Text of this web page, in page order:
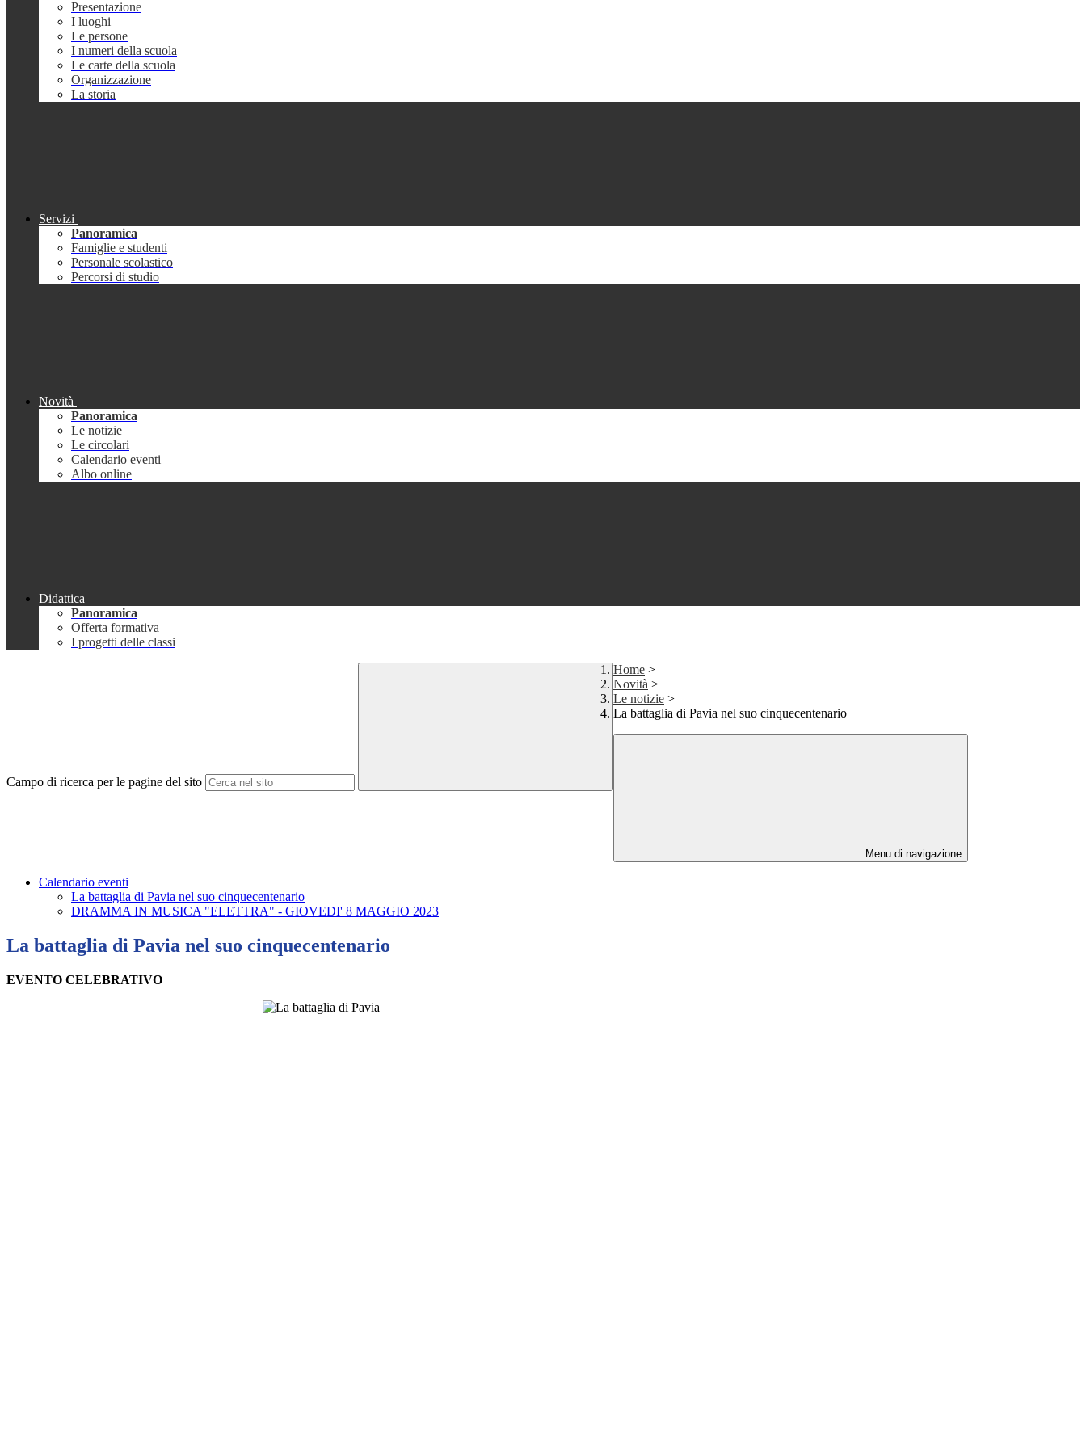
Presentazione
I luoghi
Le persone
I numeri della scuola
Le carte della scuola
Organizzazione
La storia
Servizi
Panoramica
Famiglie e studenti
Personale scolastico
Percorsi di studio
Novità
Panoramica
Le notizie
Le circolari
Calendario eventi
Albo online
Didattica
Panoramica
Offerta formativa
I progetti delle classi
Campo di ricerca per le pagine del sito
Home >
Novità >
Le notizie >
La battaglia di Pavia nel suo cinquecentenario
Menu di navigazione
Calendario eventi
La battaglia di Pavia nel suo cinquecentenario
DRAMMA IN MUSICA "ELETTRA" - GIOVEDI' 8 MAGGIO 2023
La battaglia di Pavia nel suo cinquecentenario
EVENTO CELEBRATIVO